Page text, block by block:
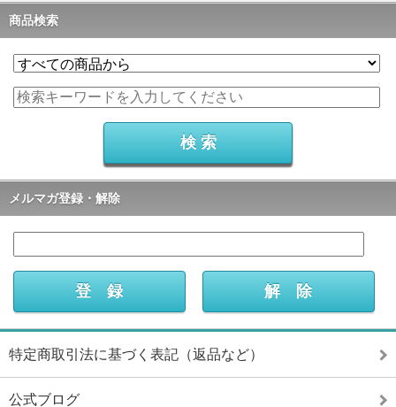
商品検索
メルマガ登録・解除
特定商取引法に基づく表記（返品など）
公式ブログ